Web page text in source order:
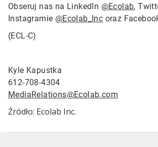
Obseruj nas na LinkedIn @Ecolab,
Instagramie @Ecolab_Inc oraz
(ECL-C)
Kyle Kapustka
612-708-4304
MediaRelations@Ecolab.com
Źródło: Ecolab Inc.